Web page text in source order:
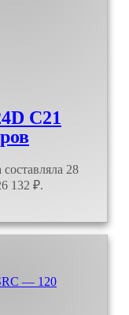
C21
28
132 ₽.